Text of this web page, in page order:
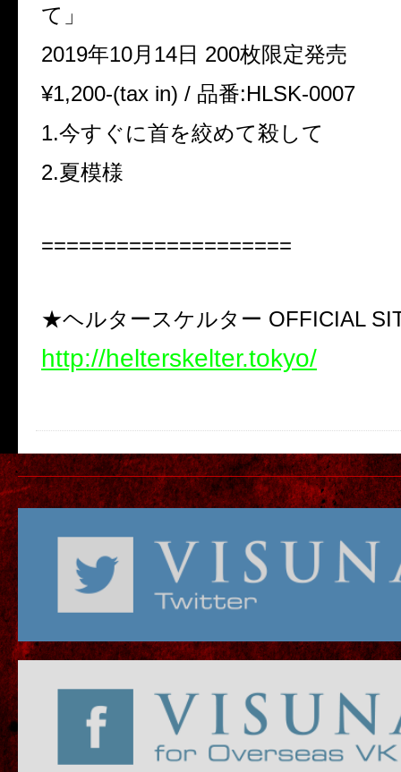
て」
2019年10月14日 200枚限定発売
¥1,200-(tax in) / 品番:HLSK-0007
1.今すぐに首を絞めて殺して
2.夏模様
====================
★ヘルタースケルター OFFICIAL
http://helterskelter.tokyo/